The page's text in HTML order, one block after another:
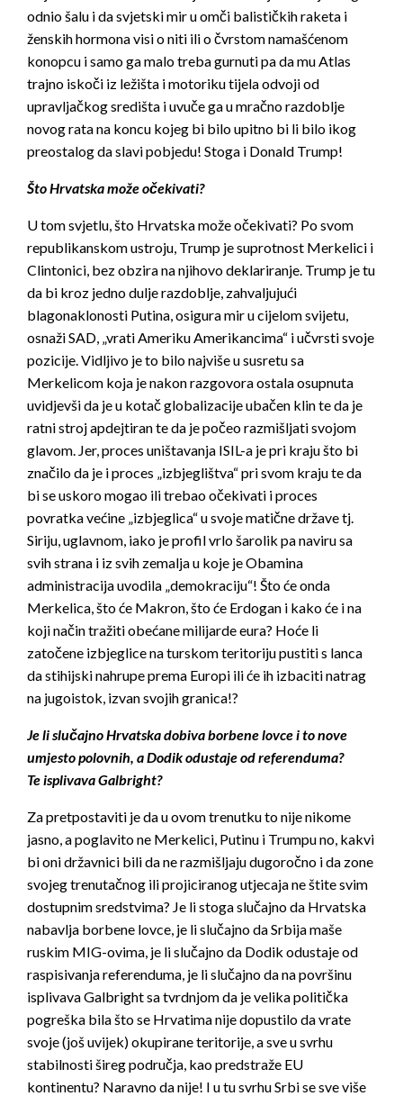
odnio šalu i da svjetski mir u omči balističkih raketa i
ženskih hormona visi o niti ili o čvrstom namašćenom
konopcu i samo ga malo treba gurnuti pa da mu Atlas
trajno iskoči iz ležišta i motoriku tijela odvoji od
upravljačkog središta i uvuče ga u mračno razdoblje
novog rata na koncu kojeg bi bilo upitno bi li bilo ikog
preostalog da slavi pobjedu! Stoga i Donald Trump!
Što Hrvatska može očekivati?
U tom svjetlu, što Hrvatska može očekivati? Po svom
republikanskom ustroju, Trump je suprotnost Merkelici i
Clintonici, bez obzira na njihovo deklariranje. Trump je tu
da bi kroz jedno dulje razdoblje, zahvaljujući
blagonaklonosti Putina, osigura mir u cijelom svijetu,
osnaži SAD, „vrati Ameriku Amerikancima“ i učvrsti svoje
pozicije. Vidljivo je to bilo najviše u susretu sa
Merkelicom koja je nakon razgovora ostala osupnuta
uvidjevši da je u kotač globalizacije ubačen klin te da je
ratni stroj apdejtiran te da je počeo razmišljati svojom
glavom. Jer, proces uništavanja ISIL-a je pri kraju što bi
značilo da je i proces „izbjeglištva“ pri svom kraju te da
bi se uskoro mogao ili trebao očekivati i proces
povratka većine „izbjeglica“ u svoje matične države tj.
Siriju, uglavnom, iako je profil vrlo šarolik pa naviru sa
svih strana i iz svih zemalja u koje je Obamina
administracija uvodila „demokraciju“! Što će onda
Merkelica, što će Makron, što će Erdogan i kako će i na
koji način tražiti obećane milijarde eura? Hoće li
zatočene izbjeglice na turskom teritoriju pustiti s lanca
da stihijski nahrupe prema Europi ili će ih izbaciti natrag
na jugoistok, izvan svojih granica!?
Je li slučajno Hrvatska dobiva borbene lovce i to nove
umjesto polovnih, a Dodik odustaje od referenduma?
Te isplivava Galbright?
Za pretpostaviti je da u ovom trenutku to nije nikome
jasno, a poglavito ne Merkelici, Putinu i Trumpu no, kakvi
bi oni državnici bili da ne razmišljaju dugoročno i da zone
svojeg trenutačnog ili projiciranog utjecaja ne štite svim
dostupnim sredstvima? Je li stoga slučajno da Hrvatska
nabavlja borbene lovce, je li slučajno da Srbija maše
ruskim MIG-ovima, je li slučajno da Dodik odustaje od
raspisivanja referenduma, je li slučajno da na površinu
isplivava Galbright sa tvrdnjom da je velika politička
pogreška bila što se Hrvatima nije dopustilo da vrate
svoje (još uvijek) okupirane teritorije, a sve u svrhu
stabilnosti šireg područja, kao predstraže EU
kontinentu? Naravno da nije! I u tu svrhu Srbi se sve više